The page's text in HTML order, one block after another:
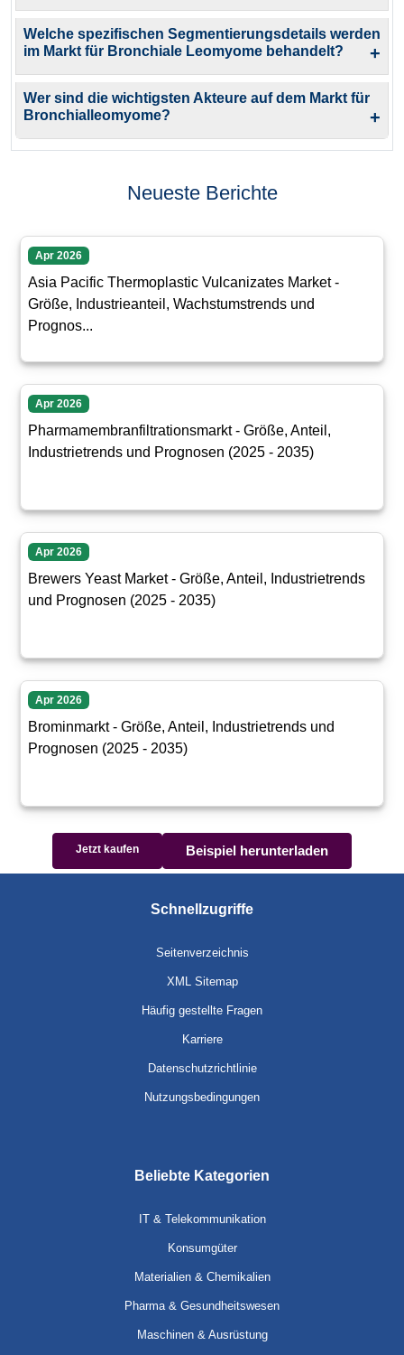
Welche spezifischen Segmentierungsdetails werden
im Markt für Bronchiale Leomyome behandelt?
+
Wer sind die wichtigsten Akteure auf dem Markt für
Bronchialleomyome?
+
Neueste Berichte
Apr 2026
Asia Pacific Thermoplastic Vulcanizates Market -
Größe, Industrieanteil, Wachstumstrends und
Prognos...
Apr 2026
Pharmamembranfiltrationsmarkt - Größe, Anteil,
Industrietrends und Prognosen (2025 - 2035)
Apr 2026
Brewers Yeast Market - Größe, Anteil, Industrietrends
und Prognosen (2025 - 2035)
Apr 2026
Brominmarkt - Größe, Anteil, Industrietrends und
Prognosen (2025 - 2035)
Jetzt kaufen Beispiel herunterladen
Schnellzugriffe
Seitenverzeichnis
XML Sitemap
Häufig gestellte Fragen
Karriere
Datenschutzrichtlinie
Nutzungsbedingungen
Beliebte Kategorien
IT & Telekommunikation
Konsumgüter
Materialien & Chemikalien
Pharma & Gesundheitswesen
Maschinen & Ausrüstung